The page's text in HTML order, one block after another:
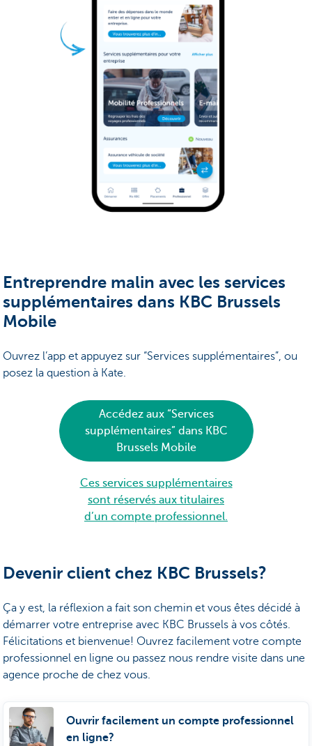
Entreprendre malin avec les services
supplémentaires dans KBC Brussels
Mobile
Ouvrez l’app et appuyez sur “Services supplémentaires”, ou
posez la question à Kate.
Accédez aux “Services
supplémentaires” dans KBC
Brussels Mobile
Ces services supplémentaires
sont réservés aux titulaires
d’un compte professionnel.
Devenir client chez KBC Brussels?
Ça y est, la réflexion a fait son chemin et vous êtes décidé à
démarrer votre entreprise avec KBC Brussels à vos côtés.
Félicitations et bienvenue! Ouvrez facilement votre compte
professionnel en ligne ou passez nous rendre visite dans une
agence proche de chez vous.
Ouvrir facilement un compte professionnel
en ligne?